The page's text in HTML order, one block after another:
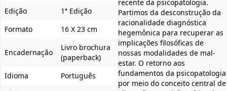
Edição
1ª Edição
Formato
16 X 23 cm
Encadernação
Livro brochura
(paperback)
Idioma
Português
recente da psicopatologia.
Partimos da desconstrução da
racionalidade diagnóstica
hegemônica para recuperar as
implicações filosóficas de
nossas modalidades de mal-
estar. O retorno aos
fundamentos da psicopatologia
por meio do conceito central de